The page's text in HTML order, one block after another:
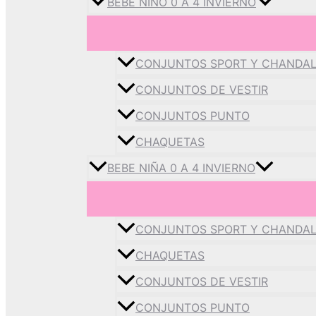
CONJUNTOS SPORT Y
CONJUNTOS DE VESTIR
CONJUNTOS PUNTO
CHAQUETAS
BEBE NIÑA 0 A 4 INVIERNO
CONJUNTOS SPORT Y
CHAQUETAS
CONJUNTOS DE VESTIR
CONJUNTOS PUNTO